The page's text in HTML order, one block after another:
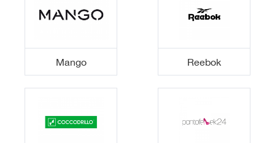
Mango Reebok